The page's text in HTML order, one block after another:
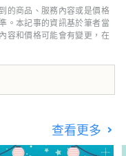
川的航運而繁榮，從
氏在此建有城堡，統
。大倉村的名字來自第
清水城遺址被指定為
選為日本梯田百選之
擁有1,200多年曆
，並充滿自信和自豪地
的商品、服務內容或是價格
。本記事的資訊基於筆者當
容和價格可能會有變更，在
查看更多